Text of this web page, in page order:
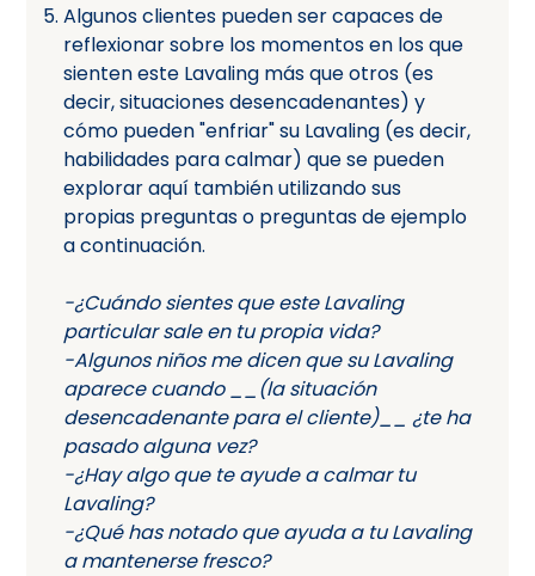
Algunos clientes pueden ser capaces de
reflexionar sobre los momentos en los que
sienten este Lavaling más que otros (es
decir, situaciones desencadenantes) y
cómo pueden "enfriar" su Lavaling (es decir,
habilidades para calmar) que se pueden
explorar aquí también utilizando sus
propias preguntas o preguntas de ejemplo
a continuación.
-¿Cuándo sientes que este Lavaling
particular sale en tu propia vida?
-Algunos niños me dicen que su Lavaling
aparece cuando __(la situación
desencadenante para el cliente)__ ¿te ha
pasado alguna vez?
-¿Hay algo que te ayude a calmar tu
Lavaling?
-¿Qué has notado que ayuda a tu Lavaling
a mantenerse fresco?